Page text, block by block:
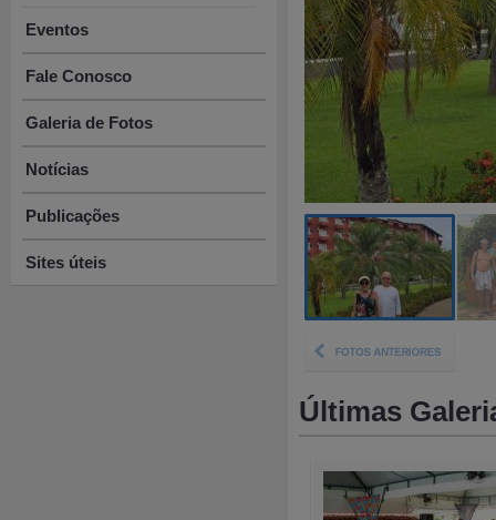
Eventos
Fale Conosco
Galeria de Fotos
Notícias
Publicações
Sites úteis
Últimas